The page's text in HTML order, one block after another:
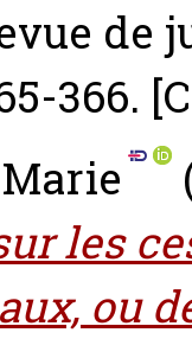
de
366.
les
ou